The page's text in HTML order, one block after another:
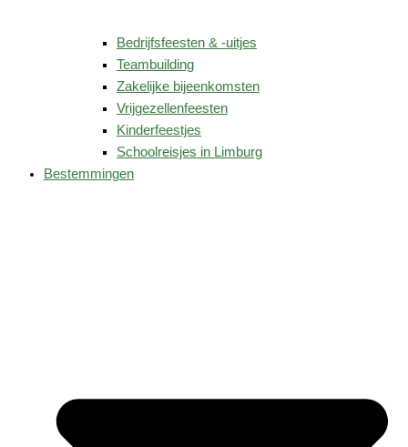
Bedrijfsfeesten & -uitjes
Teambuilding
Zakelijke bijeenkomsten
Vrijgezellenfeesten
Kinderfeestjes
Schoolreisjes in Limburg
Bestemmingen